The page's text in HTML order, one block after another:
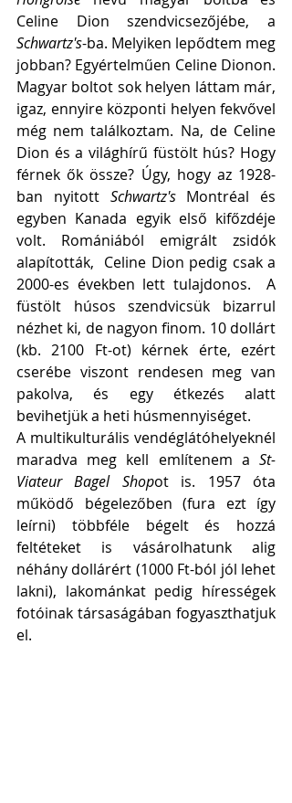
Schwartz's-ba. Melyiken lepődtem meg
jobban? Egyértelműen Celine Dionon.
Magyar boltot sok helyen láttam már,
igaz, ennyire központi helyen fekvővel
még nem találkoztam. Na, de Celine
Dion és a világhírű füstölt hús? Hogy
férnek ők össze? Úgy, hogy az 1928-
ban nyitott Schwartz's Montréal és
egyben Kanada egyik első kifőzdéje
volt. Romániából emigrált zsidók
alapították,  Celine Dion pedig csak a
2000-es években lett tulajdonos.  A
füstölt húsos szendvicsük bizarrul
nézhet ki, de nagyon finom. 10 dollárt
(kb. 2100 Ft-ot) kérnek érte, ezért
cserébe viszont rendesen meg van
pakolva, és egy étkezés alatt
bevihetjük a heti húsmennyiséget.
A multikulturális vendéglátóhelyeknél
maradva meg kell említenem a St-
Viateur Bagel Shopot is. 1957 óta
működő bégelezőben (fura ezt így
leírni) többféle bégelt és hozzá
feltéteket is vásárolhatunk alig
néhány dollárért (1000 Ft-ból jól lehet
lakni), lakománkat pedig hírességek
fotóinak társaságában fogyaszthatjuk
el.